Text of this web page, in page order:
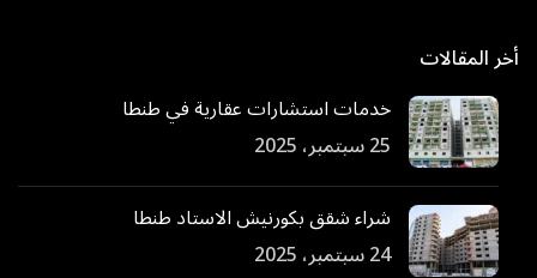
أخر المقالات
خدمات استشارات عقارية في طنطا
25 سبتمبر، 2025
شراء شقق بكورنيش الاستاد طنطا
24 سبتمبر، 2025